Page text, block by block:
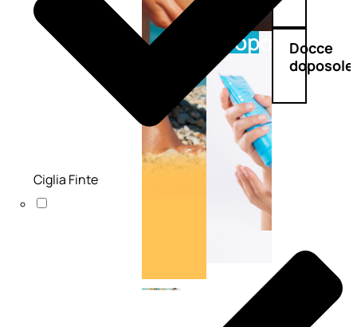
Doposole
Docce
doposole
Ciglia Finte